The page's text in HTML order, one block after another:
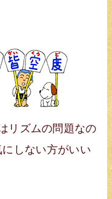
リズムの問題なの
しない方がいい